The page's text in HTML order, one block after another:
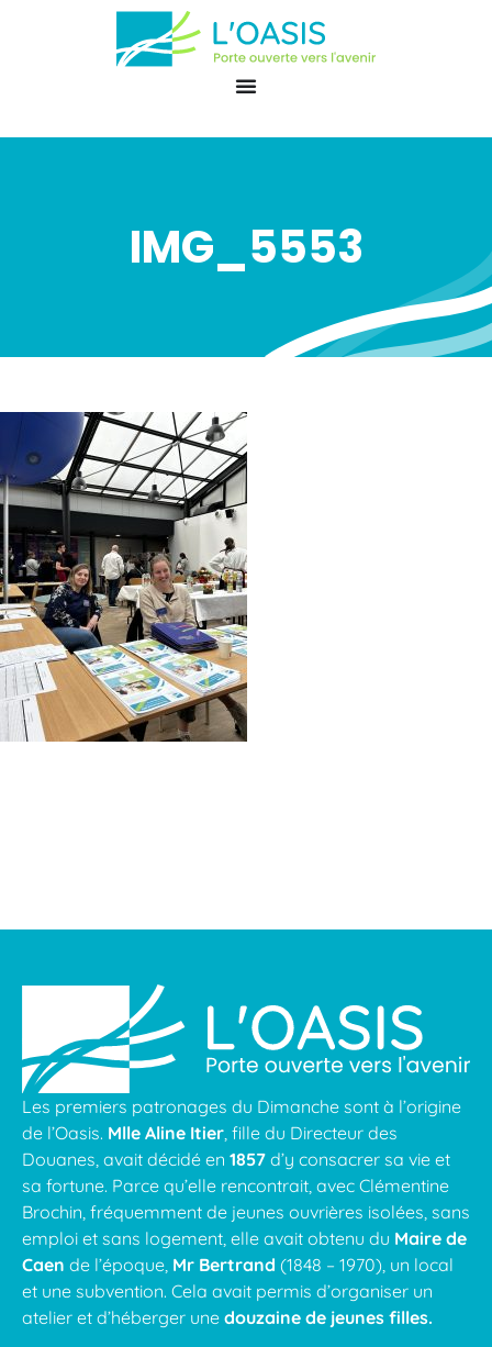
IMG_5553
Les premiers patronages du Dimanche sont à l’origine
de l’Oasis. Mlle Aline Itier , fille du Directeur des
Douanes, avait décidé en 1857 d’y consacrer sa vie et
sa fortune. Parce qu’elle rencontrait, avec Clémentine
Brochin, fréquemment de jeunes ouvrières isolées, sans
emploi et sans logement, elle avait obtenu du Maire de
Caen de l’époque, Mr Bertrand (1848 – 1970), un local
et une subvention. Cela avait permis d’organiser un
atelier et d’héberger une douzaine de jeunes filles.